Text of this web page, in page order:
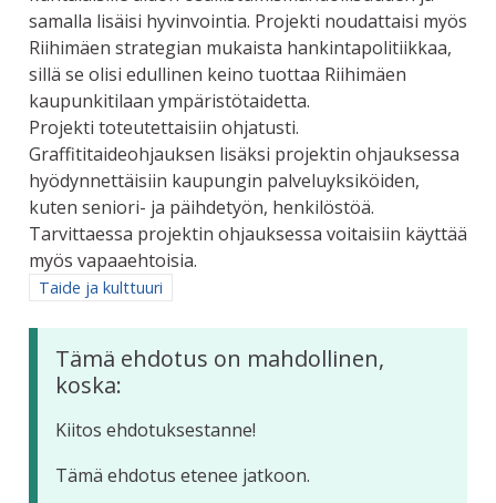
samalla lisäisi hyvinvointia. Projekti noudattaisi myös
Riihimäen strategian mukaista hankintapolitiikkaa,
sillä se olisi edullinen keino tuottaa Riihimäen
kaupunkitilaan ympäristötaidetta.
Projekti toteutettaisiin ohjatusti.
Graffititaideohjauksen lisäksi projektin ohjauksessa
hyödynnettäisiin kaupungin palveluyksiköiden,
kuten seniori- ja päihdetyön, henkilöstöä.
Tarvittaessa projektin ohjauksessa voitaisiin käyttää
myös vapaaehtoisia.
Rajaa tulokset aihepiirin mukaan: Taide ja kulttuuri
Taide ja kulttuuri
Tämä ehdotus on mahdollinen,
koska:
Kiitos ehdotuksestanne!
Tämä ehdotus etenee jatkoon.